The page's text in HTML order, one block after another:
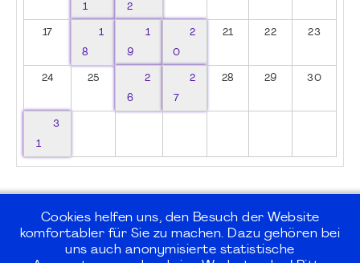
1
2
17
1
8
1
9
2
0
21 22 23
24 25
2
6
2
7
28 29 30
3
1
Cookies helfen uns, den Besuch der Website
komfortabler für Sie zu machen. Dazu gehören bei
uns auch anonymisierte statistische